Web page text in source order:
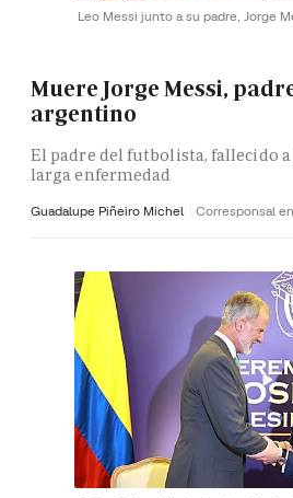
Leo Messi junto a su padre, Jorge
Muere Jorge Messi,
argentino
El padre del futbolista, fallecido a
larga enfermedad
Guadalupe Piñeiro Michel Corresponsal